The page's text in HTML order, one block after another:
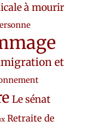
à mourir
et
Le sénat
Retraite de